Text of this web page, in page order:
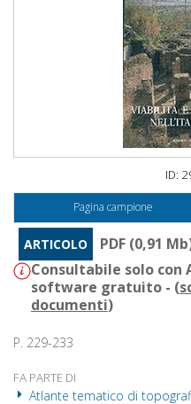
ID:
Pagina campione
ARTICOLO
PDF (0,91
Consultabile solo con
software gratuito - (
documenti)
P. 229-233
FA PARTE DI
Atlante tematico di